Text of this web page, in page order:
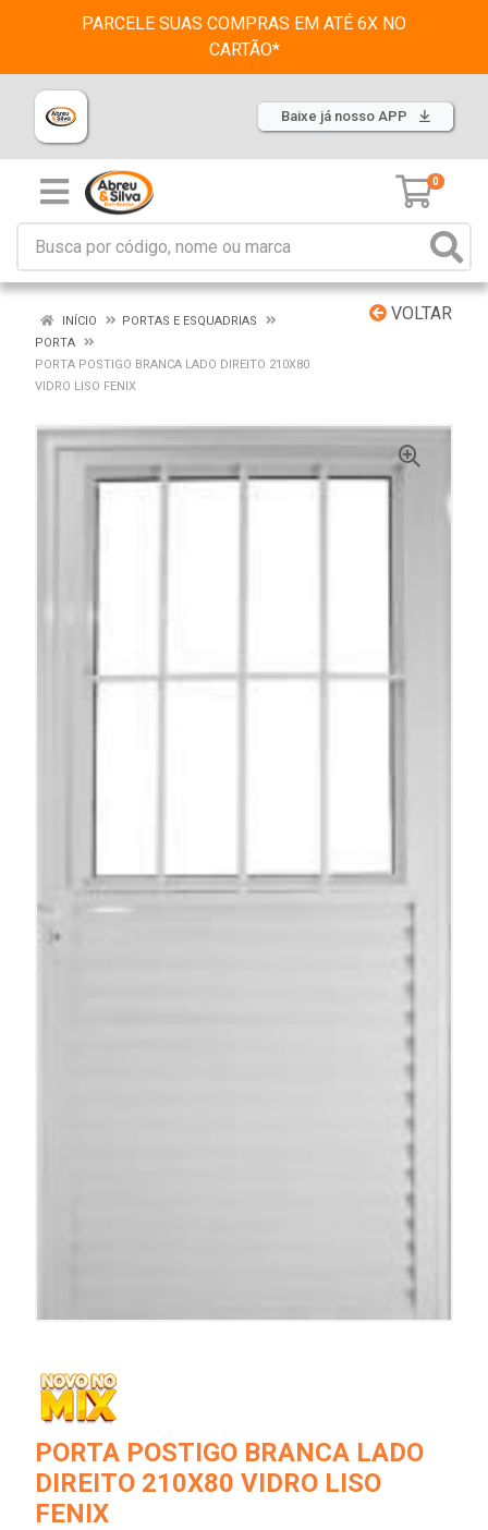
PARCELE SUAS COMPRAS EM ATÉ 6X NO
CARTÃO*
Baixe já nosso APP
0
VOLTAR
INÍCIO
PORTAS E ESQUADRIAS
PORTA
PORTA POSTIGO BRANCA LADO DIREITO 210X80
VIDRO LISO FENIX
PORTA POSTIGO BRANCA LADO
DIREITO 210X80 VIDRO LISO
FENIX